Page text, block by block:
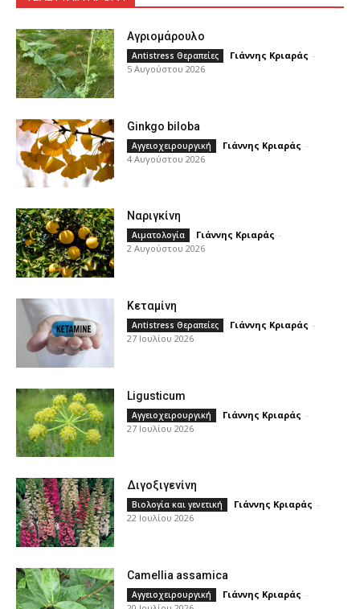
Αγριομάρουλο
Antistress Θεραπείες Γιάννης Κριαράς -
5 Αυγούστου 2026
Ginkgo biloba
Αγγειοχειρουργική Γιάννης Κριαράς -
4 Αυγούστου 2026
Ναριγκίνη
Αιματολογία Γιάννης Κριαράς -
2 Αυγούστου 2026
Κεταμίνη
Antistress Θεραπείες Γιάννης Κριαράς -
27 Ιουλίου 2026
Ligusticum
Αγγειοχειρουργική Γιάννης Κριαράς -
27 Ιουλίου 2026
Διγοξιγενίνη
Βιολογία και γενετική Γιάννης Κριαράς -
22 Ιουλίου 2026
Camellia assamica
Αγγειοχειρουργική Γιάννης Κριαράς -